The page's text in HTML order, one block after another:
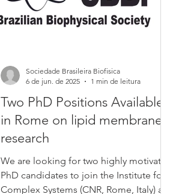
Two PhD Positions Available
in Rome on lipid membrane
research
We are looking for two highly motivated
PhD candidates to join the Institute for
Complex Systems (CNR, Rome, Italy) as
Sociedade Brasileira Biofisica
6 de jun. de 2025
1 min de leitura